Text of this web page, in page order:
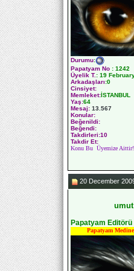
Durumu:
Papatyam No : 1242
Üyelik T.: 19
Arkadaşları:0
Cinsiyet:
Memleket:İSTANBUL
Yaş:64
Mesaj: 13.567
Konular:
Beğenildi:
Beğendi:
Takdirleri:10
Takdir Et:
Konu Bu Üyemize Aittir!
20 December
umut
Papatyam Editörü
Papatyam